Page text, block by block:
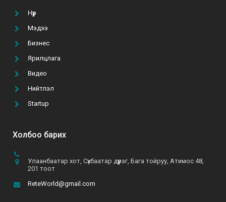
Нүүр
Мэдээ
Бизнес
Ярилцлага
Видео
Нийтлэл
Startup
Холбоо барих
Улаанбаатар хот, Сүхбаатар дүүрэг, Бага тойруу, Атимос 48,
201 тоот
ReteWorld@gmail.com